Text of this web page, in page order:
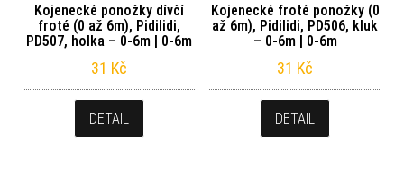
Kojenecké ponožky dívčí
froté (0 až 6m), Pidilidi,
PD507, holka – 0-6m | 0-6m
31 Kč
DETAIL
Kojenecké froté ponožky (0
až 6m), Pidilidi, PD506, kluk
– 0-6m | 0-6m
31 Kč
DETAIL